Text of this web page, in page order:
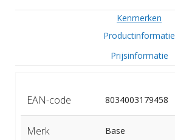
Kenmerken
Productinformatie
Prijsinformatie
EAN-code 8034003179458
Merk Base